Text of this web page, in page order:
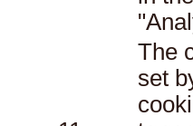
The
set